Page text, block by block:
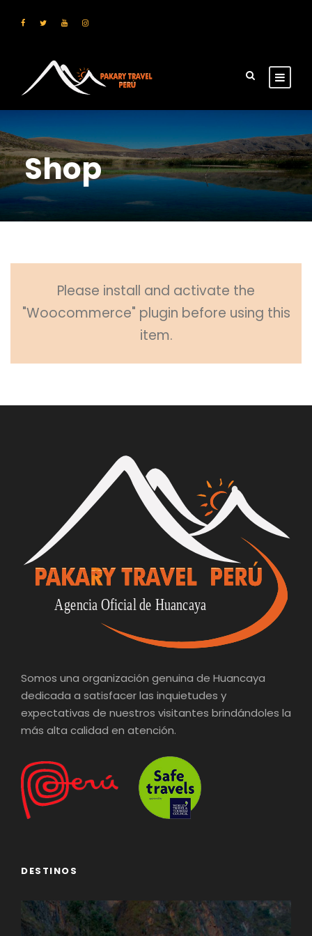
Shop
Please install and activate the
"Woocommerce" plugin before using this
item.
Somos una organización genuina de Huancaya
dedicada a satisfacer las inquietudes y
expectativas de nuestros visitantes brindándoles la
más alta calidad en atención.
DESTINOS